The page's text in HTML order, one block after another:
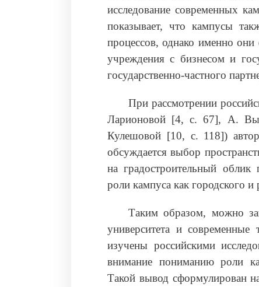
исследование современных
показывает, что кампусы
процессов, однако именно они
учреждения с бизнесом и
государственно-частного
При рассмотрении
Ларионовой [4, с. 67], А.
Кулешовой [10, с. 118])
обсуждается выбор
на градостроительный облик
роли кампуса как городского и
Таким образом, можно
университета и
изучены российскими
внимание пониманию роли
Такой вывод сформулирован